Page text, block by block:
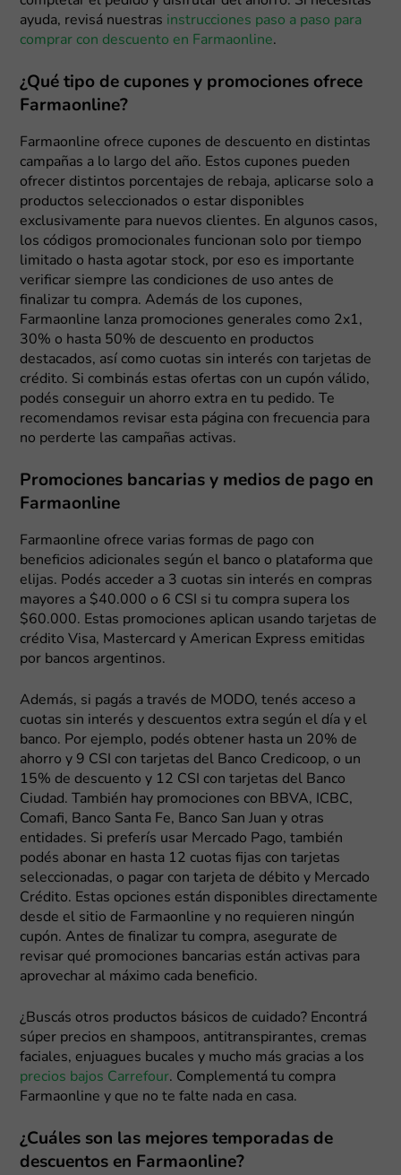
ayuda, revisá nuestras instrucciones paso a paso para
comprar con descuento en Farmaonline.
¿Qué tipo de cupones y promociones ofrece
Farmaonline?
Farmaonline ofrece cupones de descuento en distintas
campañas a lo largo del año. Estos cupones pueden
ofrecer distintos porcentajes de rebaja, aplicarse solo a
productos seleccionados o estar disponibles
exclusivamente para nuevos clientes. En algunos casos,
los códigos promocionales funcionan solo por tiempo
limitado o hasta agotar stock, por eso es importante
verificar siempre las condiciones de uso antes de
finalizar tu compra. Además de los cupones,
Farmaonline lanza promociones generales como 2x1,
30% o hasta 50% de descuento en productos
destacados, así como cuotas sin interés con tarjetas de
crédito. Si combinás estas ofertas con un cupón válido,
podés conseguir un ahorro extra en tu pedido. Te
recomendamos revisar esta página con frecuencia para
no perderte las campañas activas.
Promociones bancarias y medios de pago en
Farmaonline
Farmaonline ofrece varias formas de pago con
beneficios adicionales según el banco o plataforma que
elijas. Podés acceder a 3 cuotas sin interés en compras
mayores a $40.000 o 6 CSI si tu compra supera los
$60.000. Estas promociones aplican usando tarjetas de
crédito Visa, Mastercard y American Express emitidas
por bancos argentinos.
Además, si pagás a través de MODO, tenés acceso a
cuotas sin interés y descuentos extra según el día y el
banco. Por ejemplo, podés obtener hasta un 20% de
ahorro y 9 CSI con tarjetas del Banco Credicoop, o un
15% de descuento y 12 CSI con tarjetas del Banco
Ciudad. También hay promociones con BBVA, ICBC,
Comafi, Banco Santa Fe, Banco San Juan y otras
entidades. Si preferís usar Mercado Pago, también
podés abonar en hasta 12 cuotas fijas con tarjetas
seleccionadas, o pagar con tarjeta de débito y Mercado
Crédito. Estas opciones están disponibles directamente
desde el sitio de Farmaonline y no requieren ningún
cupón. Antes de finalizar tu compra, asegurate de
revisar qué promociones bancarias están activas para
aprovechar al máximo cada beneficio.
¿Buscás otros productos básicos de cuidado? Encontrá
súper precios en shampoos, antitranspirantes, cremas
faciales, enjuagues bucales y mucho más gracias a los
precios bajos Carrefour. Complementá tu compra
Farmaonline y que no te falte nada en casa.
¿Cuáles son las mejores temporadas de
descuentos en Farmaonline?